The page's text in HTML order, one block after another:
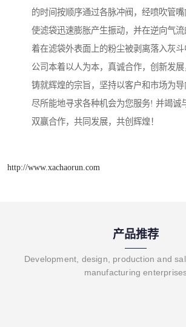
的时间按顺序通过各脉冲阀，经喷吹管嘴
使滤袋迅速膨胀产生振动，并在逆向气
着在滤袋外表面上的粉尘被剥离落入灰斗
公司本着以人为本，真诚合作，创新发展
铸就辉煌的宗旨，坚持以客户和市场为
尽所能地寻求各种机会为您服务! 并竭诚
双赢合作，共同发展，共创辉煌！
http://www.xachaorun.com
产品推荐
Development, design, production and
manufacturing